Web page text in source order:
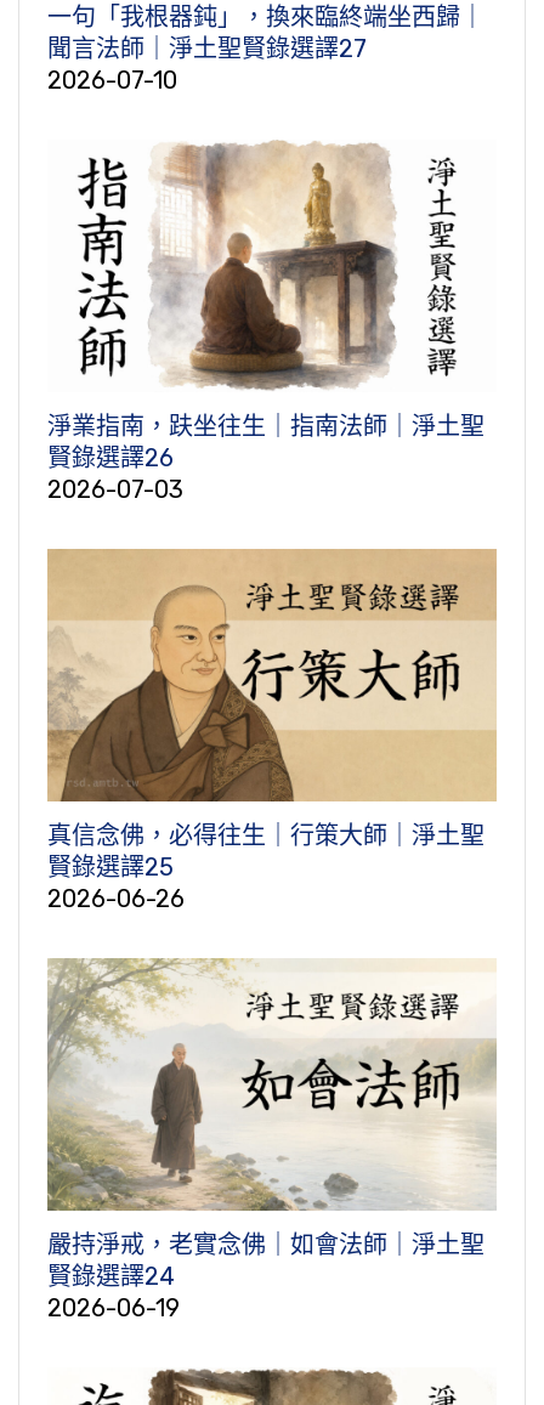
一句「我根器鈍」，換來臨終端坐西歸｜
聞言法師｜淨土聖賢錄選譯27
2026-07-10
淨業指南，趺坐往生｜指南法師｜淨土聖
賢錄選譯26
2026-07-03
真信念佛，必得往生｜行策大師｜淨土聖
賢錄選譯25
2026-06-26
嚴持淨戒，老實念佛｜如會法師｜淨土聖
賢錄選譯24
2026-06-19